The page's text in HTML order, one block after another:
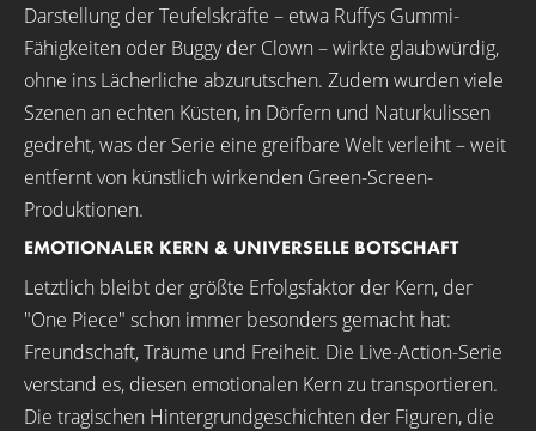
Darstellung der Teufelskräfte – etwa Ruffys Gummi-
Fähigkeiten oder Buggy der Clown – wirkte glaubwürdig,
ohne ins Lächerliche abzurutschen. Zudem wurden viele
Szenen an echten Küsten, in Dörfern und Naturkulissen
gedreht, was der Serie eine greifbare Welt verleiht – weit
entfernt von künstlich wirkenden Green-Screen-
Produktionen.
EMOTIONALER KERN & UNIVERSELLE BOTSCHAFT
Letztlich bleibt der größte Erfolgsfaktor der Kern, der
"One Piece" schon immer besonders gemacht hat:
Freundschaft, Träume und Freiheit. Die Live-Action-Serie
verstand es, diesen emotionalen Kern zu transportieren.
Die tragischen Hintergrundgeschichten der Figuren, die